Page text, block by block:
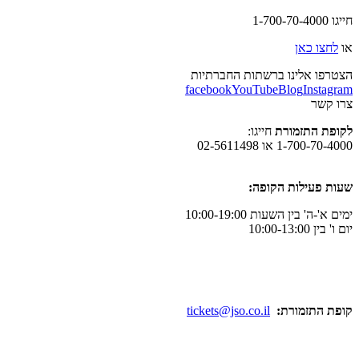
חייגו 1-700-70-4000
או לחצו כאן
הצטרפו אלינו ברשתות החברתיות
facebookYouTubeBlogInstagram
צרו קשר
לקופת התזמורת חייגו:
1-700-70-4000 או 02-5611498
שעות פעילות הקופה:
ימים א'-ה' בין השעות 10:00-19:00
יום ו' בין 10:00-13:00
קופת התזמורת: tickets@jso.co.il